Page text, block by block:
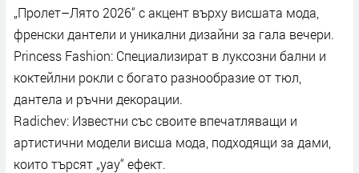
„Пролет–Лято 2026“ с акцент върху висшата мода,
френски дантели и уникални дизайни за гала вечери.
Princess Fashion: Специализират в луксозни бални и
коктейлни рокли с богато разнообразие от тюл,
дантела и ръчни декорации.
Radichev: Известни със своите впечатляващи и
артистични модели висша мода, подходящи за дами,
които търсят „уау“ ефект.